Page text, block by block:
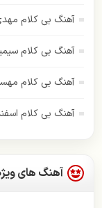
حمید هیراد
آهنگ بی کلام
آهنگ بی کلام
آهنگ بی کلام
آهنگ بی کلام
آهنگ های